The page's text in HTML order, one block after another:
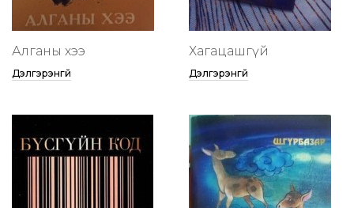
Алганы хээ
Дэлгэрэнгүй
Хагацашгүй
Дэлгэрэнгүй